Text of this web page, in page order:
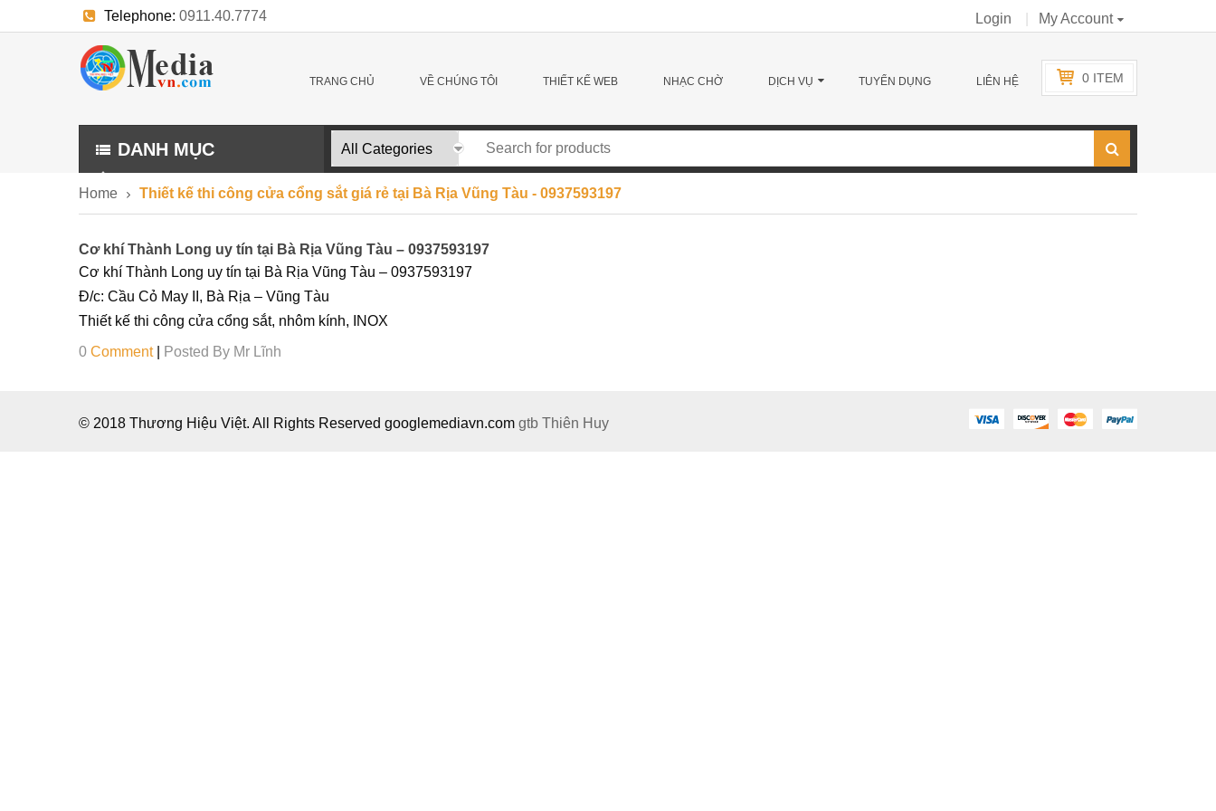
Telephone: 0911.40.7774
E-mail:trangthuonghieu.kythuat@gmail.com
My Account
Login
TRANG CHỦ VỀ CHÚNG TÔI THIẾT KẾ WEB NHẠC CHỜ DỊCH VỤ TUYỂN DỤNG LIÊN HỆ 0 ITEM
DANH MỤC
Home Thiết kế thi công cửa cổng sắt giá rẻ tại Bà Rịa Vũng Tàu - 0937593197
Cơ khí Thành Long uy tín tại Bà Rịa Vũng Tàu – 0937593197
Cơ khí Thành Long uy tín tại Bà Rịa Vũng Tàu – 0937593197
Đ/c: Cầu Cỏ May II, Bà Rịa – Vũng Tàu
Thiết kế thi công cửa cổng sắt, nhôm kính, INOX
0 Comment Posted By Mr Lĩnh
© 2018 Thương Hiệu Việt. All Rights Reserved googlemediavn.com gtb Thiên Huy